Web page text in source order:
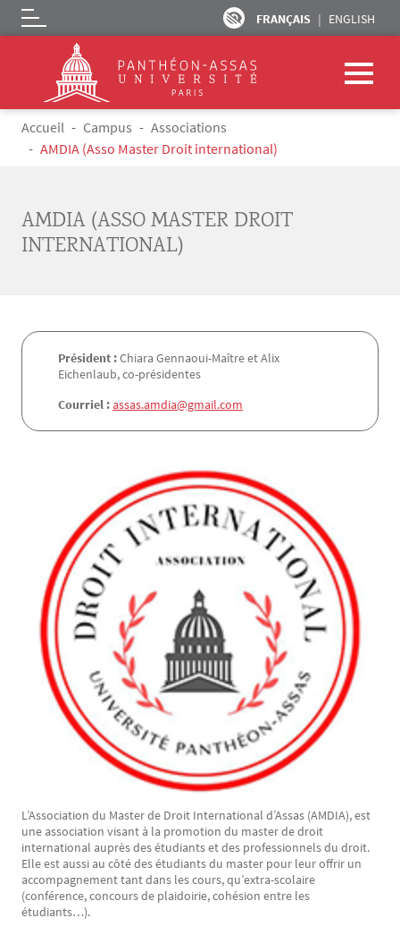
Aller au contenu principal
FRANÇAIS ENGLISH
Logo
Fil d'Ariane
Accueil Campus
Associations
AMDIA (Asso Master Droit international)
AMDIA (ASSO MASTER DROIT
INTERNATIONAL)
Président :Chiara Gennaoui-Maître et Alix
Eichenlaub, co-présidentes
Courriel :assas.amdia@gmail.com
L’Association du Master de Droit International d’Assas (AMDIA), est
une association visant à la promotion du master de droit
international auprès des étudiants et des professionnels du droit.
Elle est aussi au côté des étudiants du master pour leur offrir un
accompagnement tant dans les cours, qu’extra-scolaire
(conférence, concours de plaidoirie, cohésion entre les
étudiants…).